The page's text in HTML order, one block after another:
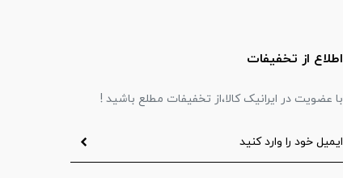
اطلاع از تخفیفات
با عضویت در ایرانیک کالا،از تخفیفات مطلع باشید !